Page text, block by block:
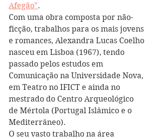
Afegão".
Com uma obra composta por não-
ficção, trabalhos para os mais jovens
e romances, Alexandra Lucas Coelho
nasceu em Lisboa (1967), tendo
passado pelos estudos em
Comunicação na Universidade Nova,
em Teatro no IFICT e ainda no
mestrado do Centro Arqueológico
de Mértola (Portugal Islâmico e o
Mediterrâneo).
O seu vasto trabalho na área